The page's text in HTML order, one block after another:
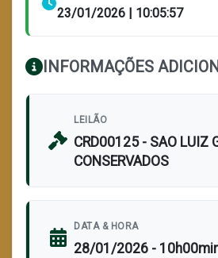
23/01/2026 | 10:05:57
INFORMAÇÕES
LEILÃO
CRD00125 - SAO LUIZ
CONSERVADOS
DATA & HORA
28/01/2026 -